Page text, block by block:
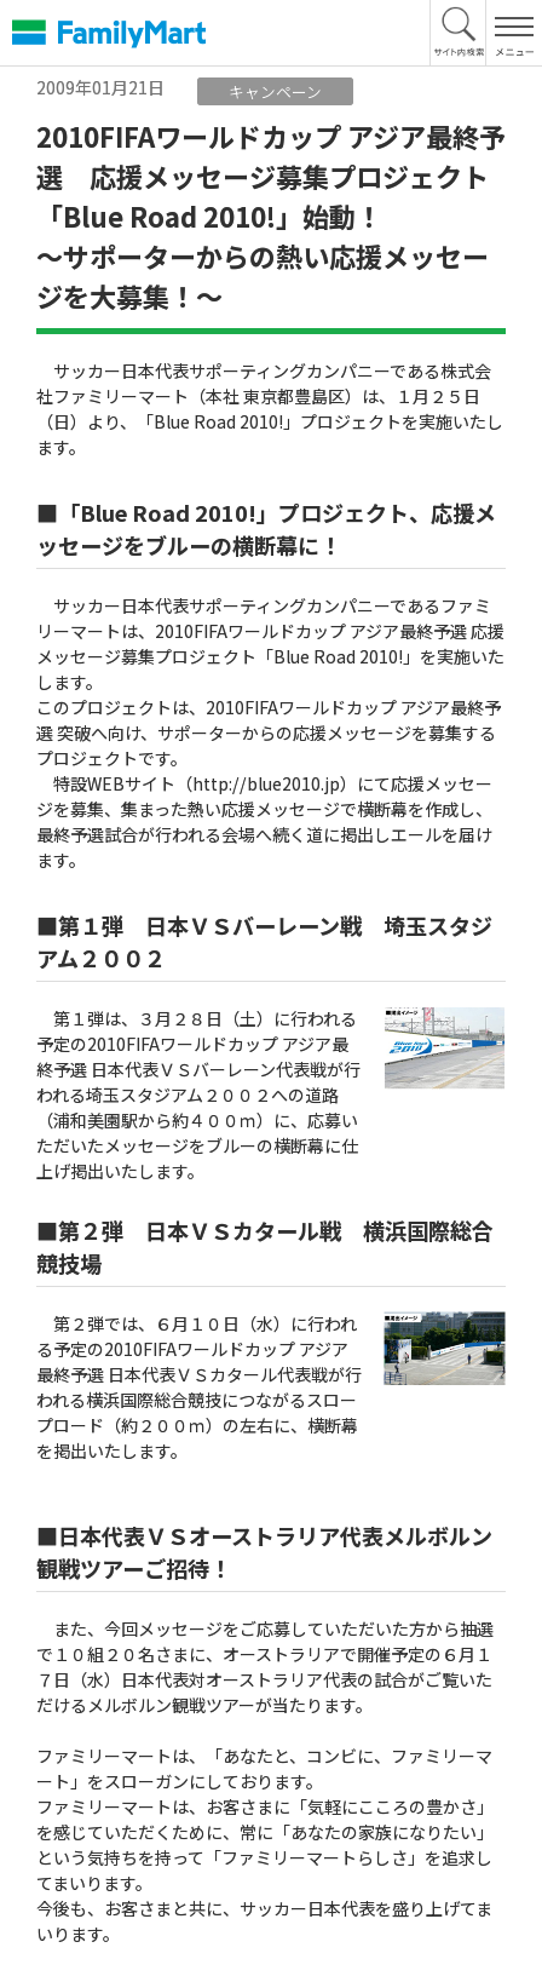
文
へ
2009年01月21日
キャンペーン
2010FIFAワールドカップ アジア最終予
選 応援メッセージ募集プロジェクト
「Blue Road 2010!」始動！
〜サポーターからの熱い応援メッセー
ジを大募集！〜
サッカー日本代表サポーティングカンパニーである株式会
社ファミリーマート（本社 東京都豊島区）は、１月２５日
（日）より、「Blue Road 2010!」プロジェクトを実施いたし
ます。
■「Blue Road 2010!」プロジェクト、応援メ
ッセージをブルーの横断幕に！
サッカー日本代表サポーティングカンパニーであるファミ
リーマートは、2010FIFAワールドカップ アジア最終予選 応援
メッセージ募集プロジェクト「Blue Road 2010!」を実施いた
します。
このプロジェクトは、2010FIFAワールドカップ アジア最終予
選 突破へ向け、サポーターからの応援メッセージを募集する
プロジェクトです。
特設WEBサイト（http://blue2010.jp）にて応援メッセー
ジを募集、集まった熱い応援メッセージで横断幕を作成し、
最終予選試合が行われる会場へ続く道に掲出しエールを届け
ます。
■第１弾 日本ＶＳバーレーン戦 埼玉スタジ
アム２００２
第１弾は、３月２８日（土）に行われる
予定の2010FIFAワールドカップ アジア最
終予選 日本代表ＶＳバーレーン代表戦が行
われる埼玉スタジアム２００２への道路
（浦和美園駅から約４００ｍ）に、応募い
ただいたメッセージをブルーの横断幕に仕
上げ掲出いたします。
■第２弾 日本ＶＳカタール戦 横浜国際総合
競技場
第２弾では、６月１０日（水）に行われ
る予定の2010FIFAワールドカップ アジア
最終予選 日本代表ＶＳカタール代表戦が行
われる横浜国際総合競技につながるスロー
プロード（約２００ｍ）の左右に、横断幕
を掲出いたします。
■日本代表ＶＳオーストラリア代表メルボルン
観戦ツアーご招待！
また、今回メッセージをご応募していただいた方から抽選
で１０組２０名さまに、オーストラリアで開催予定の６月１
７日（水）日本代表対オーストラリア代表の試合がご覧いた
だけるメルボルン観戦ツアーが当たります。
ファミリーマートは、「あなたと、コンビに、ファミリーマ
ート」をスローガンにしております。
ファミリーマートは、お客さまに「気軽にこころの豊かさ」
を感じていただくために、常に「あなたの家族になりたい」
という気持ちを持って「ファミリーマートらしさ」を追求し
てまいります。
今後も、お客さまと共に、サッカー日本代表を盛り上げてま
いります。